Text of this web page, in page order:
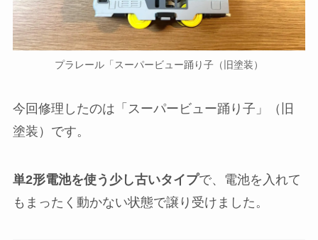
プラレール「スーパービュー踊り子（旧塗装）
今回修理したのは「スーパービュー踊り子」（旧
塗装）です。
単2形電池を使う少し古いタイプで、電池を入れて
もまったく動かない状態で譲り受けました。